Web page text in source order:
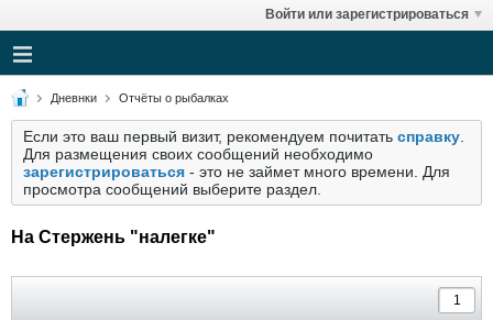
Войти или зарегистрироваться
Дневнки Отчёты о рыбалках
Если это ваш первый визит, рекомендуем почитать справку
Для размещения своих сообщений необходимо
зарегистрироваться - это не займет много времени. Для
просмотра сообщений выберите раздел.
На Стержень "налегке"